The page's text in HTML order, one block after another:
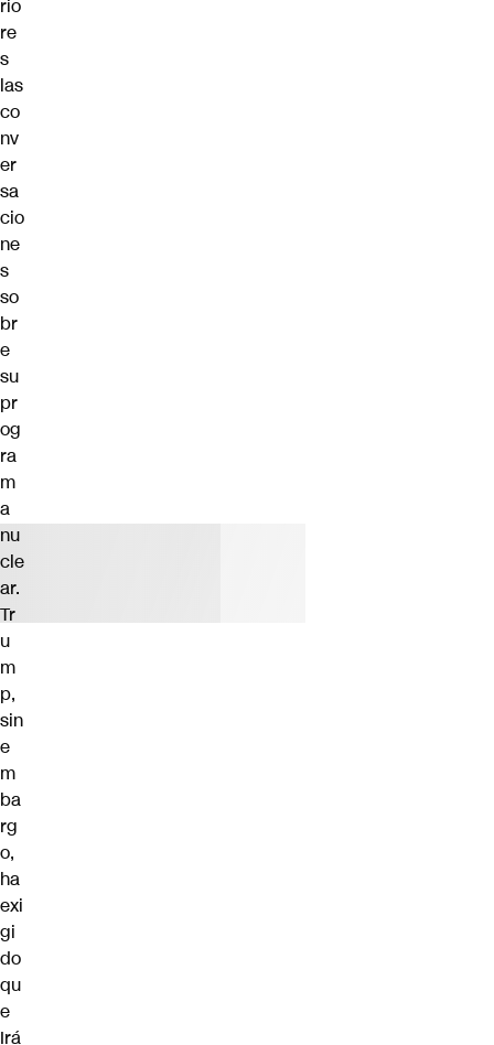
rio
re
s
las
co
nv
er
sa
cio
ne
s
so
br
e
su
pr
og
ra
m
a
nu
cle
ar.
Tr
u
m
p,
sin
e
m
ba
rg
o,
ha
exi
gi
do
qu
e
Irá